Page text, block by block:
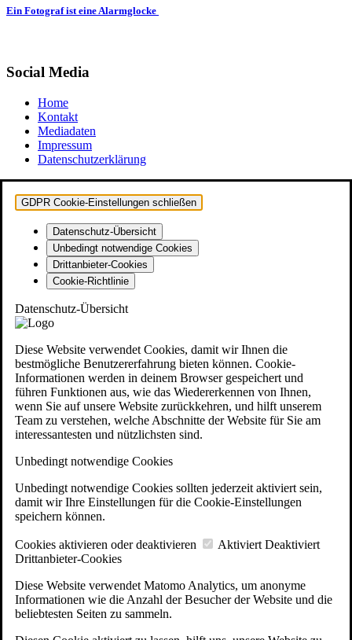
Ein Fotograf ist eine Alarmglocke
Social Media
Home
Kontakt
Mediadaten
Impressum
Datenschutzerklärung
GDPR Cookie-Einstellungen schließen
Datenschutz-Übersicht
Unbedingt notwendige Cookies
Drittanbieter-Cookies
Cookie-Richtlinie
Datenschutz-Übersicht
Diese Website verwendet Cookies, damit wir Ihnen die
bestmögliche Benutzererfahrung bieten können. Cookie-
Informationen werden in deinem Browser gespeichert und
führen Funktionen aus, wie das Wiedererkennen von Ihnen,
wenn Sie auf unsere Website zurückkehren, und hilft unserem
Team zu verstehen, welche Abschnitte der Website für Sie am
interessantesten und nützlichsten sind.
Unbedingt notwendige Cookies
Unbedingt notwendige Cookies sollten jederzeit aktiviert sein,
damit wir Ihre Einstellungen für die Cookie-Einstellungen
speichern können.
Cookies aktivieren oder deaktivieren Aktiviert Deaktiviert
Drittanbieter-Cookies
Diese Website verwendet Matomo Analytics, um anonyme
Informationen wie die Anzahl der Besucher der Website und die
beliebtesten Seiten zu sammeln.